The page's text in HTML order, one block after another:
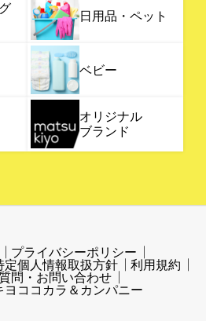
日用品・ペット
ベビー
オリジナル
ブランド
プライバシーポリシー
定個人情報取扱方針
利用規約
問・お問い合わせ
ヨココカラ＆カンパニー